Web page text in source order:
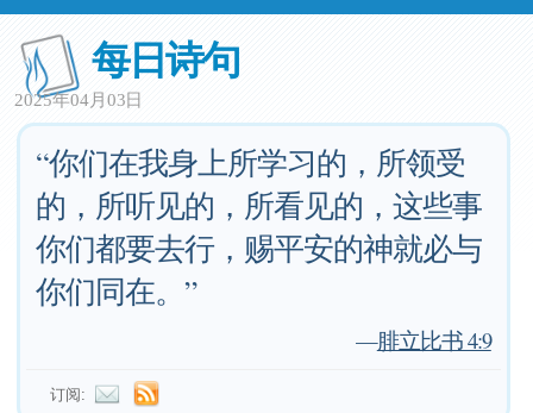
每日诗句
2025年04月03日
“你们在我身上所学习的，所领受
的，所听见的，所看见的，这些事
你们都要去行，赐平安的神就必与
你们同在。”
—腓立比书 4:9
订阅: